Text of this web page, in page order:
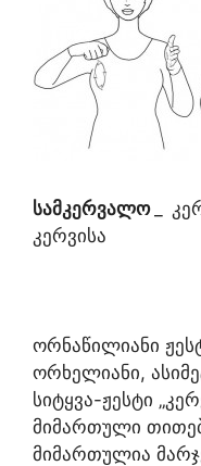
სამკერვალო
კერვისა
ორნაწილიანი
ორხელიანი,
სიტყვა-ჟესტი
მიმართული
მიმართულია